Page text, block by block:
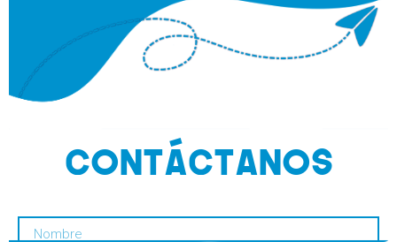
CONTáCTANOS